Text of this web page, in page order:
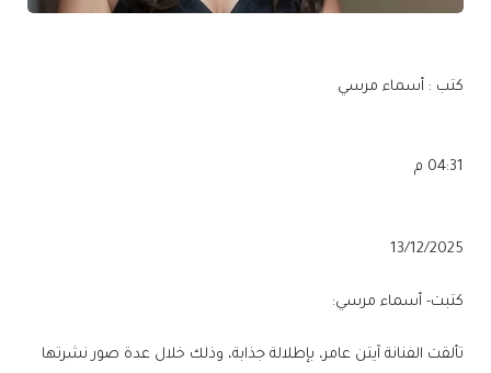
كتب : أسماء مرسي
04:31 م
13/12/2025
كتبت- أسماء مرسي:
تألقت الفنانة آيتن عامر، بإطلالة جذابة، وذلك خلال عدة صور نشرتها